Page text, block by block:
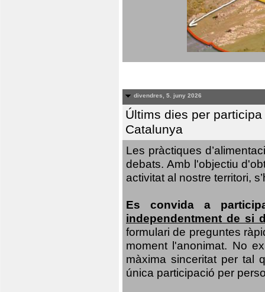
divendres, 5. juny 2026
Últims dies per
Catalunya
Les pràctiques
debats. Amb l'objectiu
activitat al nostre territori,
Es convida a
independentment de si
formulari de preguntes
moment l'anonimat. No
màxima sinceritat per tal
única participació per